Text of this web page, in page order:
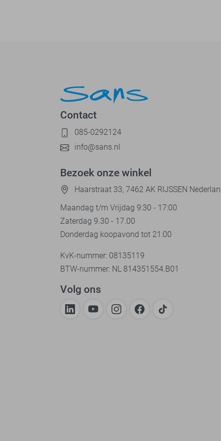
Contact
085-0292124
info@sans.nl
Bezoek onze winkel
Haarstraat 33, 7462 AK RIJSSEN
Maandag t/m Vrijdag 9:30 - 17:00
Zaterdag 9.30 - 17.00
Donderdag koopavond tot 21:00
KvK-nummer: 08135119
BTW-nummer: NL 814351554.B01
Volg ons